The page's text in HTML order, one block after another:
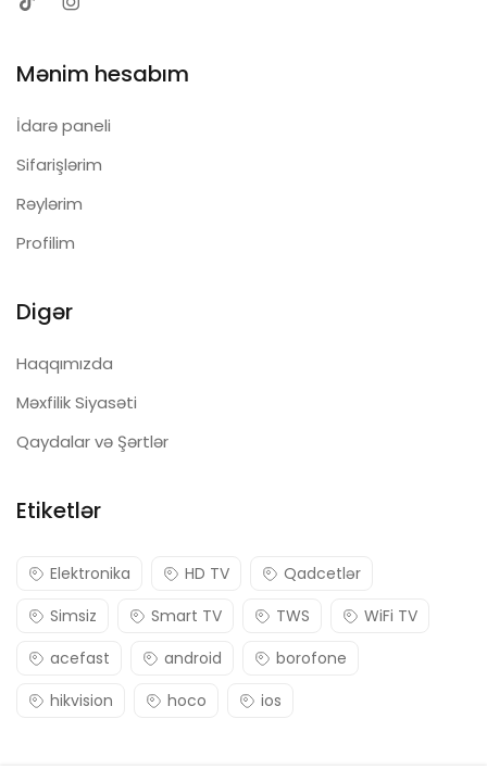
Mənim hesabım
İdarə paneli
Sifarişlərim
Rəylərim
Profilim
Digər
Haqqımızda
Məxfilik Siyasəti
Qaydalar və Şərtlər
Etiketlər
Elektronika HD TV
Qadcetlər
Simsiz
Smart TV TWS
WiFi TV
acefast
android
borofone
hikvision
hoco ios